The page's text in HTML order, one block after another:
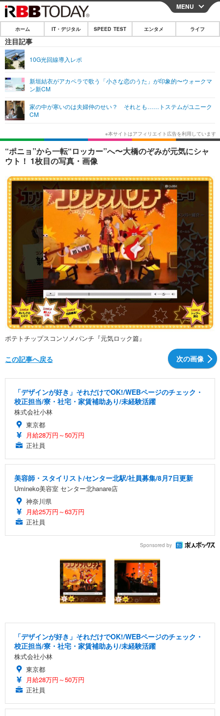
CLOSE
ホーム
IT・デジタル
ネタ
ショッピング その他
エンタメTOP
韓国・芸能
音楽 スポーツ
ショッピング その他
ライフ
ライフTOP グルメ
ペット ショッピング
その他
リリース一覧
プッシュ通知の停止方法
MENU
ホーム IT・デジタル SPEED TEST エンタメ ライフ
注目記事
10G光回線導入レポ
新垣結衣がアカペラで歌う「小さな恋のうた」が印象的〜ウォークマ
ン新CM
家の中が寒いのは夫婦仲のせい？ それとも……トステムがユニーク
CM
“ポニョ”から一転“ロッカー”へ〜大橋のぞみが元気にシャ
ウト！ 1枚目の写真・画像
ポテトチップスコンソメパンチ『元気ロック篇』
次の画像
この記事へ戻る
「デザインが好き」それだけでOK!/WEBページのチェック・
校正担当/寮・社宅・家賃補助あり/未経験活躍
株式会社小林
東京都
月給28万円～50万円
正社員
美容師・スタイリスト/センター北駅/社員募集/8月7日更新
Umineko美容室 センター北hanare店
神奈川県
月給25万円～63万円
正社員
Sponsored by
「デザインが好き」それだけでOK!/WEBページのチェック・
校正担当/寮・社宅・家賃補助あり/未経験活躍
株式会社小林
東京都
月給28万円～50万円
正社員